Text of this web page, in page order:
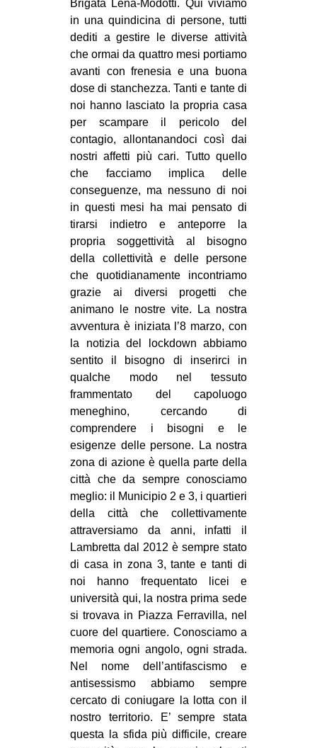
MOBILITAZIONI
SPAZI
SPORT POPOLARE
AMBIENTE
ANTIFASCISMO
DIRITTO ALL’ABITARE
GENERI
PRECARIATO
REPRESSIONE
STUDENTI
ARTE
CINEMA
MANIFESTI
MUSICA
RECENSIONI
INTERNAZIONALE
AFRICA
AMERICHE
ESTREMO ORIENTE
EUROPA
MEDIO ORIENTE
MONDO
in
Fb
tw
Brigata Lena-Modotti. Qui viviamo
in una quindicina di persone, tutti
dediti a gestire le diverse attività
che ormai da quattro mesi portiamo
avanti con frenesia e una buona
dose di stanchezza. Tanti e tante di
noi hanno lasciato la propria casa
per scampare il pericolo del
contagio, allontanandoci così dai
nostri affetti più cari. Tutto quello
che facciamo implica delle
conseguenze, ma nessuno di noi
in questi mesi ha mai pensato di
tirarsi indietro e anteporre la
propria soggettività al bisogno
della collettività e delle persone
che quotidianamente incontriamo
grazie ai diversi progetti che
animano le nostre vite. La nostra
avventura è iniziata l’8 marzo, con
la notizia del lockdown abbiamo
sentito il bisogno di inserirci in
qualche modo nel tessuto
frammentato del capoluogo
meneghino, cercando di
comprendere i bisogni e le
esigenze delle persone. La nostra
zona di azione è quella parte della
città che da sempre conosciamo
meglio: il Municipio 2 e 3, i quartieri
della città che collettivamente
attraversiamo da anni, infatti il
Lambretta dal 2012 è sempre stato
di casa in zona 3, tante e tanti di
noi hanno frequentato licei e
università qui, la nostra prima sede
si trovava in Piazza Ferravilla, nel
cuore del quartiere. Conosciamo a
memoria ogni angolo, ogni strada.
Nel nome dell’antifascismo e
antisessismo abbiamo sempre
cercato di coniugare la lotta con il
nostro territorio. E’ sempre stata
questa la sfida più difficile, creare